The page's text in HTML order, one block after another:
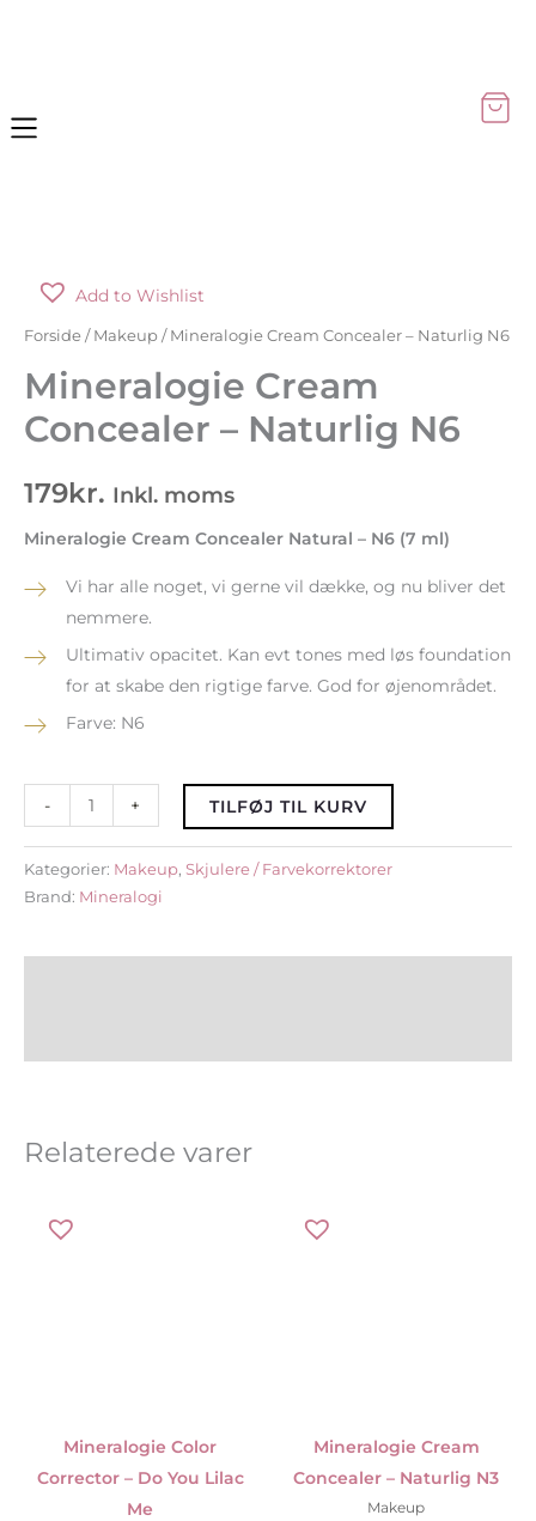
Forside / Makeup / Mineralogie Cream Concealer – Naturlig N6
Mineralogie Cream
Concealer – Naturlig N6
179kr. Inkl. moms
Mineralogie Cream Concealer Natural – N6 (7 ml)
Vi har alle noget, vi gerne vil dække, og nu bliver det
nemmere.
Ultimativ opacitet. Kan evt tones med løs foundation
for at skabe den rigtige farve. God for øjenområdet.
Farve: N6
-
Cream
Concealer
Naturlig
N6
+ TILFØJ TIL KURV
Add to Wishlist
Kategorier: Makeup, Skjulere / Farvekorrektorer
Brand: Mineralogi
Relaterede varer
Mineralogie Color
Corrector – Do You Lilac
Me
Mineralogie Cream
Concealer – Naturlig N3
Makeup